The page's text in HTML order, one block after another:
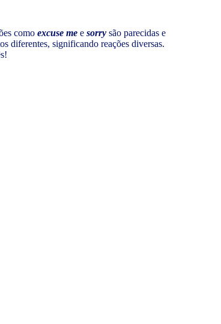
como excuse me e sorry são parecidas e
diferentes, significando reações diversas.